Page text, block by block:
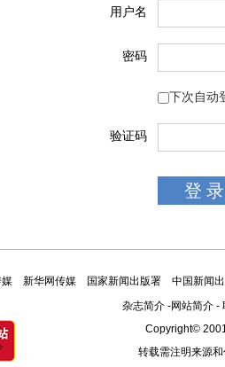
用户名
密码
下次自动
验证码
媒 新华网传媒 国家新闻出版署
中国新闻
杂志简介 -网站简介 -
Copyright©
转载需注明来源